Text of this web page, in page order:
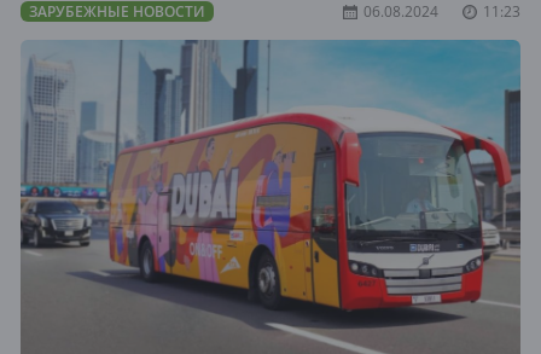
ЗАРУБЕЖНЫЕ НОВОСТИ 06.08.2024 11:23